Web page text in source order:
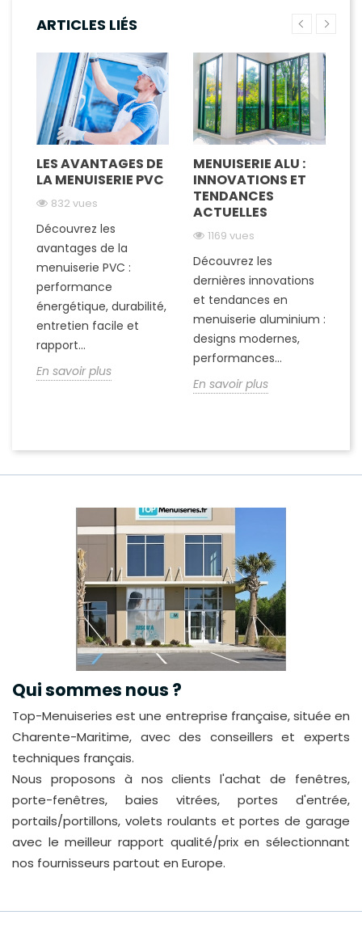
ARTICLES LIÉS
LES AVANTAGES DE
LA MENUISERIE PVC
832 vues
Découvrez les
avantages de la
menuiserie PVC :
performance
énergétique, durabilité,
entretien facile et
rapport...
En savoir plus
MENUISERIE ALU :
INNOVATIONS ET
TENDANCES
ACTUELLES
1169 vues
Découvrez les
dernières innovations
et tendances en
menuiserie aluminium :
designs modernes,
performances...
En savoir plus
Qui sommes nous ?
Top-Menuiseries est une entreprise française, située en
Charente-Maritime, avec des conseillers et experts
techniques français.
Nous proposons à nos clients l'achat de fenêtres,
porte-fenêtres, baies vitrées, portes d'entrée,
portails/portillons, volets roulants et portes de garage
avec le meilleur rapport qualité/prix en sélectionnant
nos fournisseurs partout en Europe.